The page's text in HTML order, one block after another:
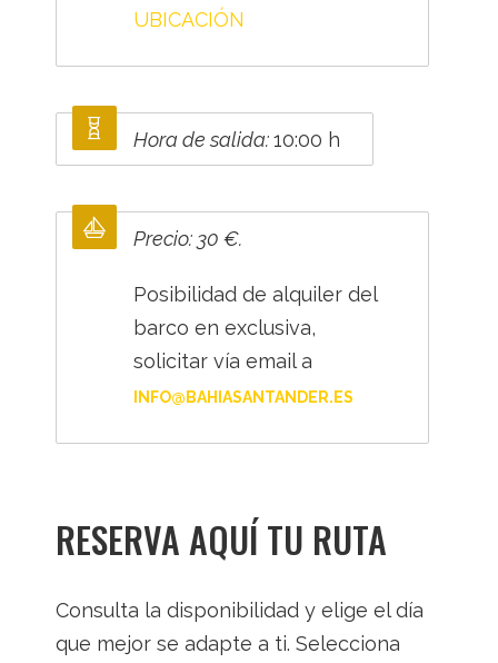
UBICACIÓN
Hora de salida:10:00 h
Precio: 30 €.
Posibilidad de alquiler del
barco en exclusiva,
solicitar vía email a
INFO@BAHIASANTANDER.ES
RESERVA AQUÍ TU RUTA
Consulta la disponibilidad y elige el día
que mejor se adapte a ti. Selecciona